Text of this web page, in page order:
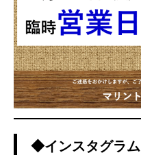
◆インスタグラム